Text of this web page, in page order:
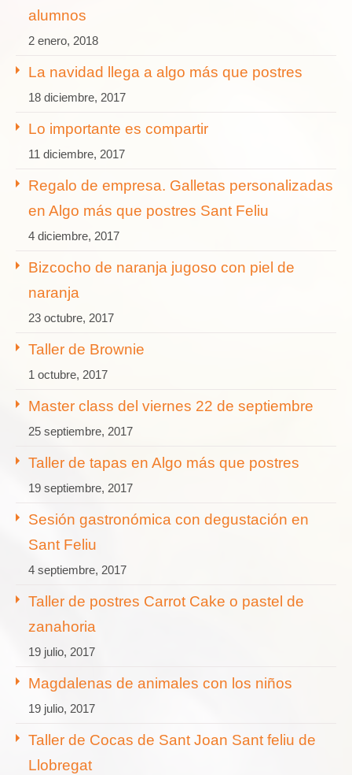
alumnos
2 enero, 2018
La navidad llega a algo más que postres
18 diciembre, 2017
Lo importante es compartir
11 diciembre, 2017
Regalo de empresa. Galletas personalizadas
en Algo más que postres Sant Feliu
4 diciembre, 2017
Bizcocho de naranja jugoso con piel de
naranja
23 octubre, 2017
Taller de Brownie
1 octubre, 2017
Master class del viernes 22 de septiembre
25 septiembre, 2017
Taller de tapas en Algo más que postres
19 septiembre, 2017
Sesión gastronómica con degustación en
Sant Feliu
4 septiembre, 2017
Taller de postres Carrot Cake o pastel de
zanahoria
19 julio, 2017
Magdalenas de animales con los niños
19 julio, 2017
Taller de Cocas de Sant Joan Sant feliu de
Llobregat